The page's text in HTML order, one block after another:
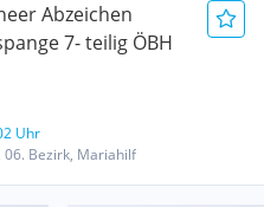
Abzeichen
7- teilig ÖBH
Uhr
06. Bezirk, Mariahilf